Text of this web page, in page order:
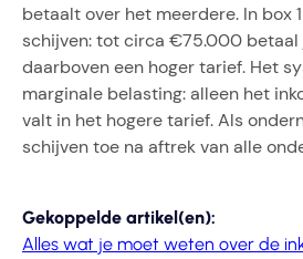
betaalt over het meerdere. In box
schijven: tot circa €75.000 betaal
daarboven een hoger tarief. Het
marginale belasting: alleen het
valt in het hogere tarief. Als
schijven toe na aftrek van alle
Gekoppelde artikel(en):
Alles wat je moet weten over de